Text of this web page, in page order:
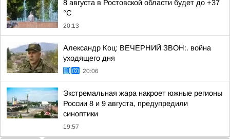
8 августа в Ростовской области будет до +37
°C
20:13
Александр Коц: ВЕЧЕРНИЙ ЗВОН:. война
уходящего дня
20:06
Экстремальная жара накроет южные регионы
России 8 и 9 августа, предупредили
синоптики
19:57